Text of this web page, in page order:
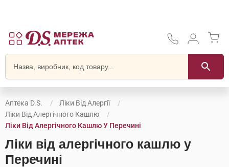
Аптека D.S.
Ліки Від Алергії
Ліки Від Алергічного Кашлю
Ліки Від Алергічного Кашлю У Перечині
Ліки від алергічного кашлю у
Перечині